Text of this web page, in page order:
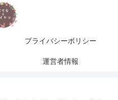
プライバシーポリシー
運営者情報